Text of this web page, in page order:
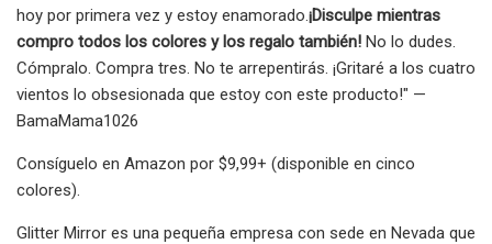
hoy por primera vez y estoy enamorado.¡Disculpe mientras
compro todos los colores y los regalo también! No lo dudes.
Cómpralo. Compra tres. No te arrepentirás. ¡Gritaré a los cuatro
vientos lo obsesionada que estoy con este producto!" —
BamaMama1026
Consíguelo en Amazon por $9,99+ (disponible en cinco
colores).
Glitter Mirror es una pequeña empresa con sede en Nevada que